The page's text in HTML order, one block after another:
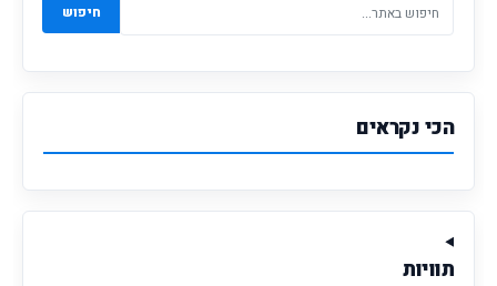
חיפוש
הכי נקראים
תוויות